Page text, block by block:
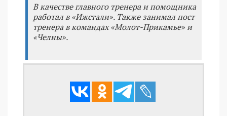
В качестве главного тренера и помощника
работал в «Ижстали». Также занимал пост
тренера в командах «Молот-Прикамье» и
«Челны».